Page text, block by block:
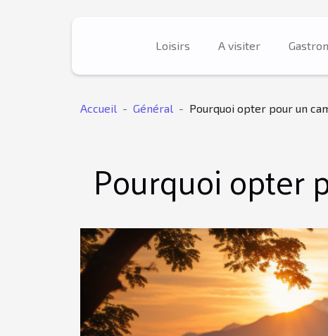
Loisirs A visiter
Accueil Général Pourquoi opter pour un
Pourquoi opter